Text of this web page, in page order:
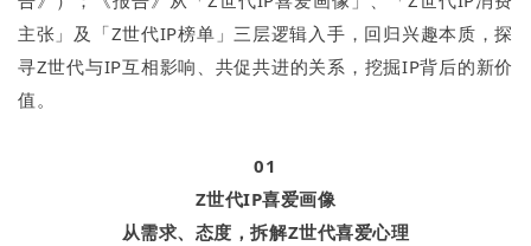
主张」及「Z世代IP榜单」三层逻辑入手，回归兴趣本质，探
寻Z世代与IP互相影响、共促共进的关系，挖掘IP背后的新价
值。
01
Z世代IP喜爱画像
从需求、态度，拆解Z世代喜爱心理